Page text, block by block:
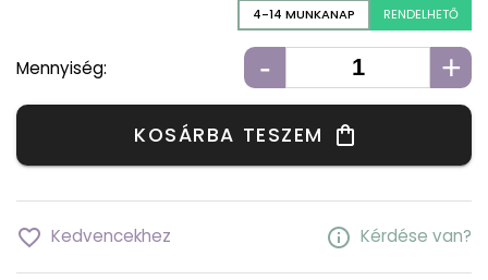
4-14 MUNKANAP RENDELHETŐ
Mennyiség: - +
KOSÁRBA TESZEM shopping_bag
favorite_border Kedvencekhez info Kérdése van?